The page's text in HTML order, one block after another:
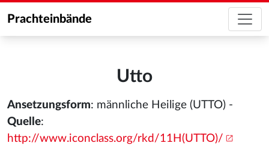
Prachteinbände
Utto
Ansetzungsform: männliche Heilige (UTTO) -
Quelle:
http://www.iconclass.org/rkd/11H(UTTO)/